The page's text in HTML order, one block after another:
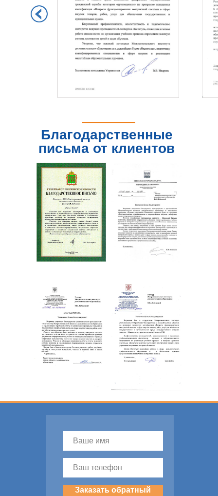
Благодарственные
письма от клиентов
Заказать обратный